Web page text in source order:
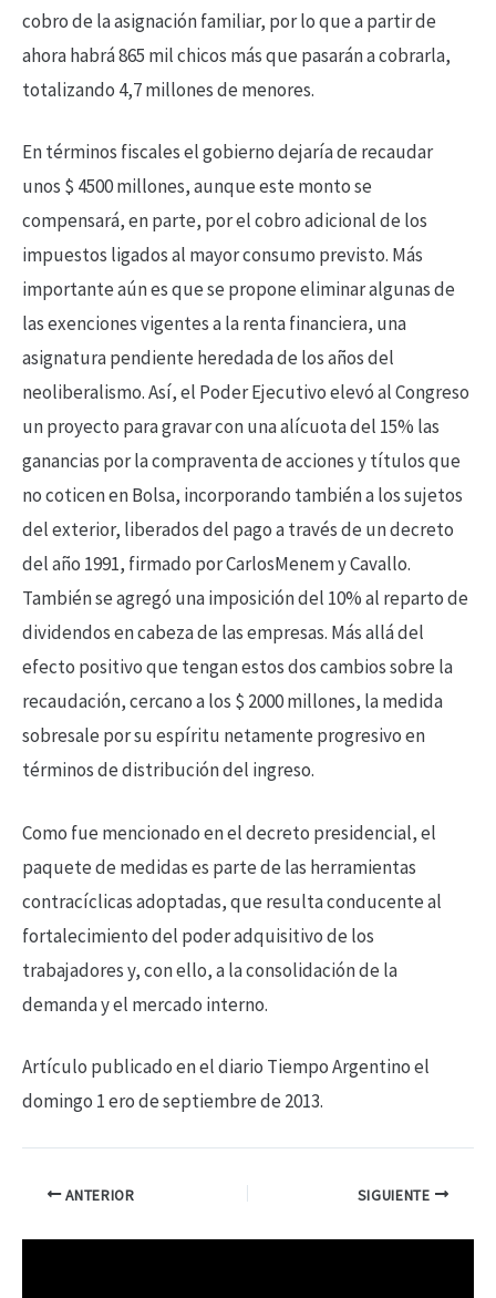
cobro de la asignación familiar, por lo que a partir de
ahora habrá 865 mil chicos más que pasarán a cobrarla,
totalizando 4,7 millones de menores.
En términos fiscales el gobierno dejaría de recaudar
unos $ 4500 millones, aunque este monto se
compensará, en parte, por el cobro adicional de los
impuestos ligados al mayor consumo previsto. Más
importante aún es que se propone eliminar algunas de
las exenciones vigentes a la renta financiera, una
asignatura pendiente heredada de los años del
neoliberalismo. Así, el Poder Ejecutivo elevó al Congreso
un proyecto para gravar con una alícuota del 15% las
ganancias por la compraventa de acciones y títulos que
no coticen en Bolsa, incorporando también a los sujetos
del exterior, liberados del pago a través de un decreto
del año 1991, firmado por CarlosMenem y Cavallo.
También se agregó una imposición del 10% al reparto de
dividendos en cabeza de las empresas. Más allá del
efecto positivo que tengan estos dos cambios sobre la
recaudación, cercano a los $ 2000 millones, la medida
sobresale por su espíritu netamente progresivo en
términos de distribución del ingreso.
Como fue mencionado en el decreto presidencial, el
paquete de medidas es parte de las herramientas
contracíclicas adoptadas, que resulta conducente al
fortalecimiento del poder adquisitivo de los
trabajadores y, con ello, a la consolidación de la
demanda y el mercado interno.
Artículo publicado en el diario Tiempo Argentino el
domingo 1 ero de septiembre de 2013.
ANTERIOR SIGUIENTE